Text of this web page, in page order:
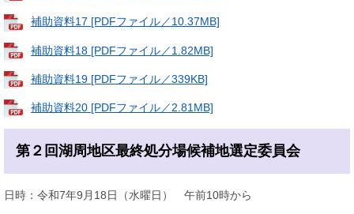
補助資料17 [PDFファイル／10.37MB]
補助資料18 [PDFファイル／1.82MB]
補助資料19 [PDFファイル／339KB]
補助資料20 [PDFファイル／2.81MB]
第２回湖周地区最終処分場候補地選定委員会
日時：令和7年9月18日（水曜日） 午前10時から